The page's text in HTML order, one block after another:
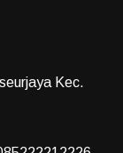
Kec.